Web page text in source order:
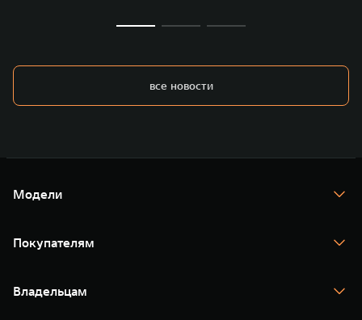
все новости
Модели
TANK 400
TANK 500
Покупателям
Тест-драйв
TANK Финансы
Владельцам